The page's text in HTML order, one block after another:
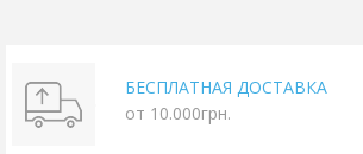
БЕСПЛАТНАЯ ДОСТАВКА
от 10.000грн.